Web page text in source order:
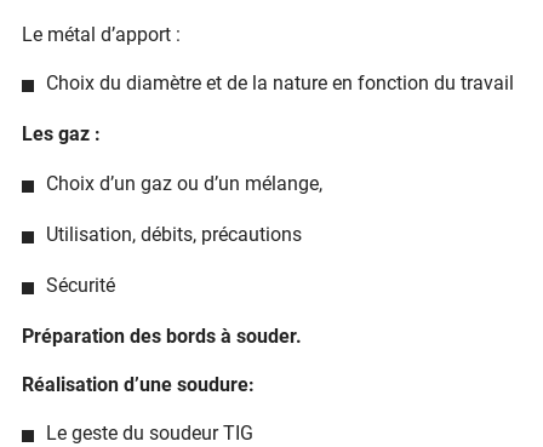
Le métal d’apport :
Choix du diamètre et de la nature en fonction du travail
Les gaz :
Choix d’un gaz ou d’un mélange,
Utilisation, débits, précautions
Sécurité
Préparation des bords à souder.
Réalisation d’une soudure:
Le geste du soudeur TIG